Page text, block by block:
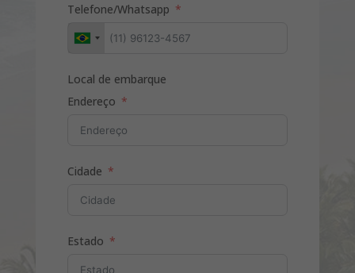
Telefone/Whatsapp
Local de embarque
Endereço
Cidade
Estado